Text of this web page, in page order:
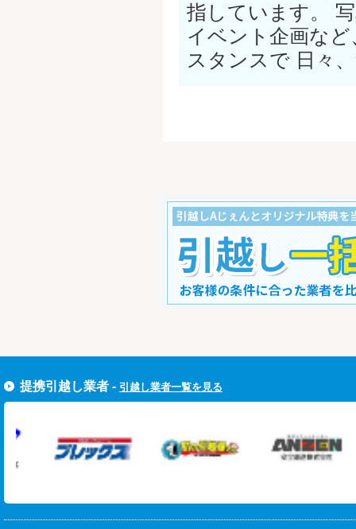
指しています。
イベント企画な
スタンスで 日々
提携引越し業者 - 引越し業者一覧を見る